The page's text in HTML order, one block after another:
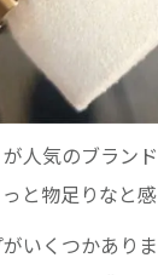
人気のブラン
と物足りなと
いくつかあり